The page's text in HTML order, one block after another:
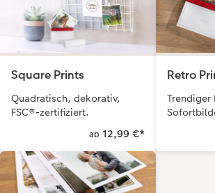
Square Prints
Quadratisch, dekorativ,
FSC®-zertifiziert.
ab 12,99 €*
Retro
Trendiger